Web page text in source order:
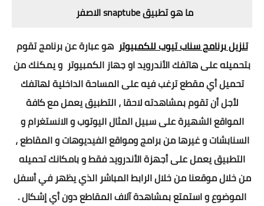
ما هو تطبيق snaptube الاصفر
تنزيل برنامج سناب تيوب للكمبيوتر هو عبارة عن برنامج تقوم
بتحميله على هاتفك الأندرويد او جهاز الكمبيوتر و يمكنك من
تحميل أي مقطع ترغب فيه على المساحة الداخلية لهاتفك
لأجل أن تقوم بمشاهدته لاحقا ، التطبيق يعمل مع كافة
المواقع الشهيرة على سبيل المثال اليوتوب و الانستغرام و
السنابشات و غيرها من برامج ومواقع الفيديوهات و المقاطع ،
التطبيق يعمل على أجهزة الأندرويد فقط و بامكانك تحميله
من خلال موقعنا من خلال الرابط المباشر الذي يظهر في أسفل
الموضوع و استمتع بمشاهدة آلاف المقاطع دون أي إشكال .